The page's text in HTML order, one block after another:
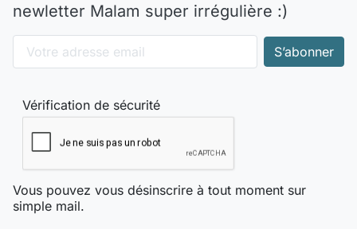
newletter Malam super irrégulière :)
Vérification de sécurité
Vous pouvez vous désinscrire à tout moment sur
simple mail.